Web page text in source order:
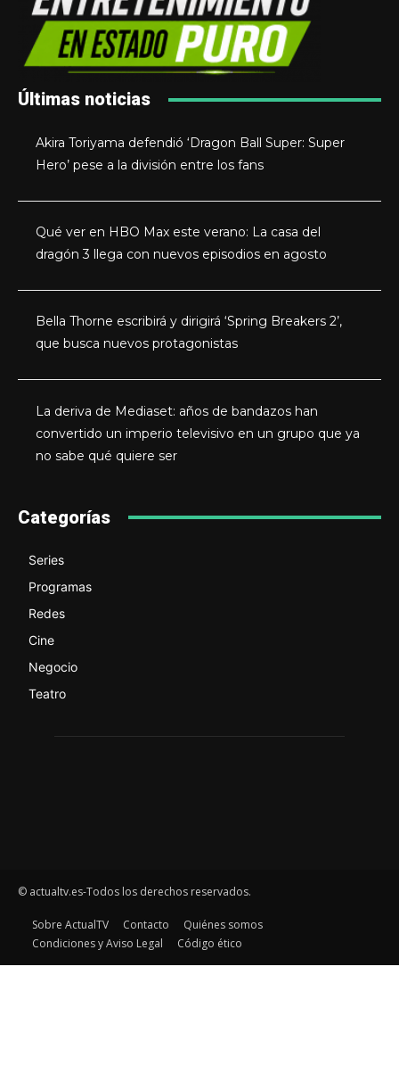
Últimas noticias
Akira Toriyama defendió ‘Dragon Ball Super: Super
Hero’ pese a la división entre los fans
Qué ver en HBO Max este verano: La casa del
dragón 3 llega con nuevos episodios en agosto
Bella Thorne escribirá y dirigirá ‘Spring Breakers 2’,
que busca nuevos protagonistas
La deriva de Mediaset: años de bandazos han
convertido un imperio televisivo en un grupo que ya
no sabe qué quiere ser
Categorías
Series
Programas
Redes
Cine
Negocio
Teatro
© actualtv.es-Todos los derechos reservados.
Sobre ActualTV Contacto
Quiénes somos
Condiciones y Aviso Legal
Código ético